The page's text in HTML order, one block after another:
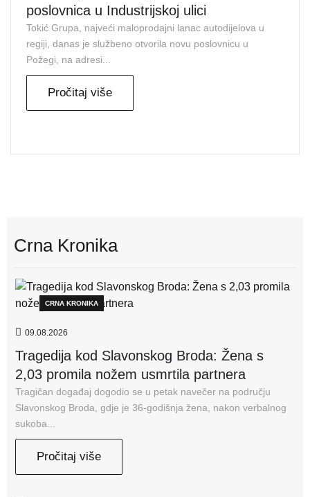
poslovnica u Industrijskoj ulici
Tokić Grupa, najveći maloprodajni lanac autodijelova u
regiji, danas je službeno otvorila novu poslovnicu u
Požegi, na adresi...
Pročitaj više
Crna Kronika
CRNA KRONIKA
09.08.2026
Tragedija kod Slavonskog Broda: Žena s
2,03 promila nožem usmrtila partnera
Tragičan događaj dogodio se u petak navečer na području
Slavonskog Broda, gdje je 36-godišnja žena, nakon verbalnog
sukoba...
Pročitaj više